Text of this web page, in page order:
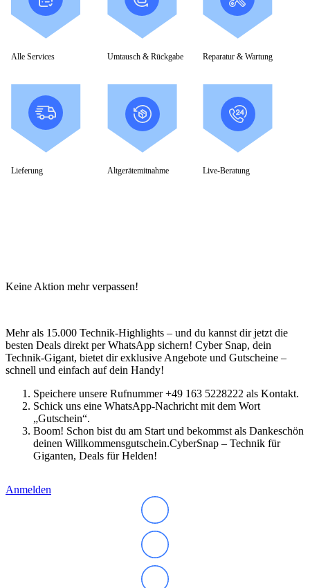
Alle Services Umtausch & Rückgabe Reparatur & Wartung
Lieferung Altgerätemitnahme Live-Beratung
Keine Aktion mehr verpassen!
Mehr als 15.000 Technik-Highlights – und du kannst dir jetzt die
besten Deals direkt per WhatsApp sichern! Cyber Snap, dein
Technik-Gigant, bietet dir exklusive Angebote und Gutscheine –
schnell und einfach auf dein Handy!
Speichere unsere Rufnummer +49 163 5228222 als Kontakt.
Schick uns eine WhatsApp-Nachricht mit dem Wort
„Gutschein“.
Boom! Schon bist du am Start und bekommst als Dankeschön
deinen Willkommensgutschein.CyberSnap – Technik für
Giganten, Deals für Helden!
Anmelden